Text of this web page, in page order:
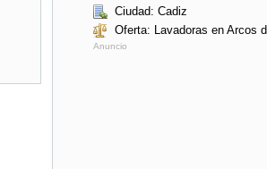
Ciudad: Cadiz
Oferta: Lavadoras en Arcos
Anuncio